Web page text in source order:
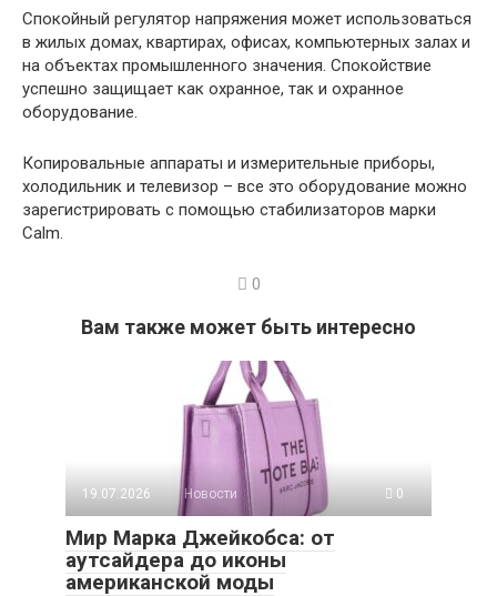
Спокойный регулятор напряжения может использоваться
в жилых домах, квартирах, офисах, компьютерных залах и
на объектах промышленного значения. Спокойствие
успешно защищает как охранное, так и охранное
оборудование.
Копировальные аппараты и измерительные приборы,
холодильник и телевизор – все это оборудование можно
зарегистрировать с помощью стабилизаторов марки
Calm.
0
Вам также может быть интересно
19.07.2026 Новости 0
Мир Марка Джейкобса: от
аутсайдера до иконы
американской моды